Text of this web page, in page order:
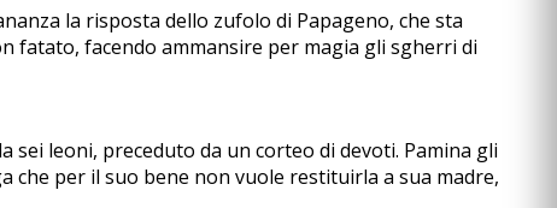
la risposta dello zufolo di Papageno, che sta
fatato, facendo ammansire per magia gli sgherri di
leoni, preceduto da un corteo di devoti. Pamina gli
che per il suo bene non vuole restituirla a sua madre,